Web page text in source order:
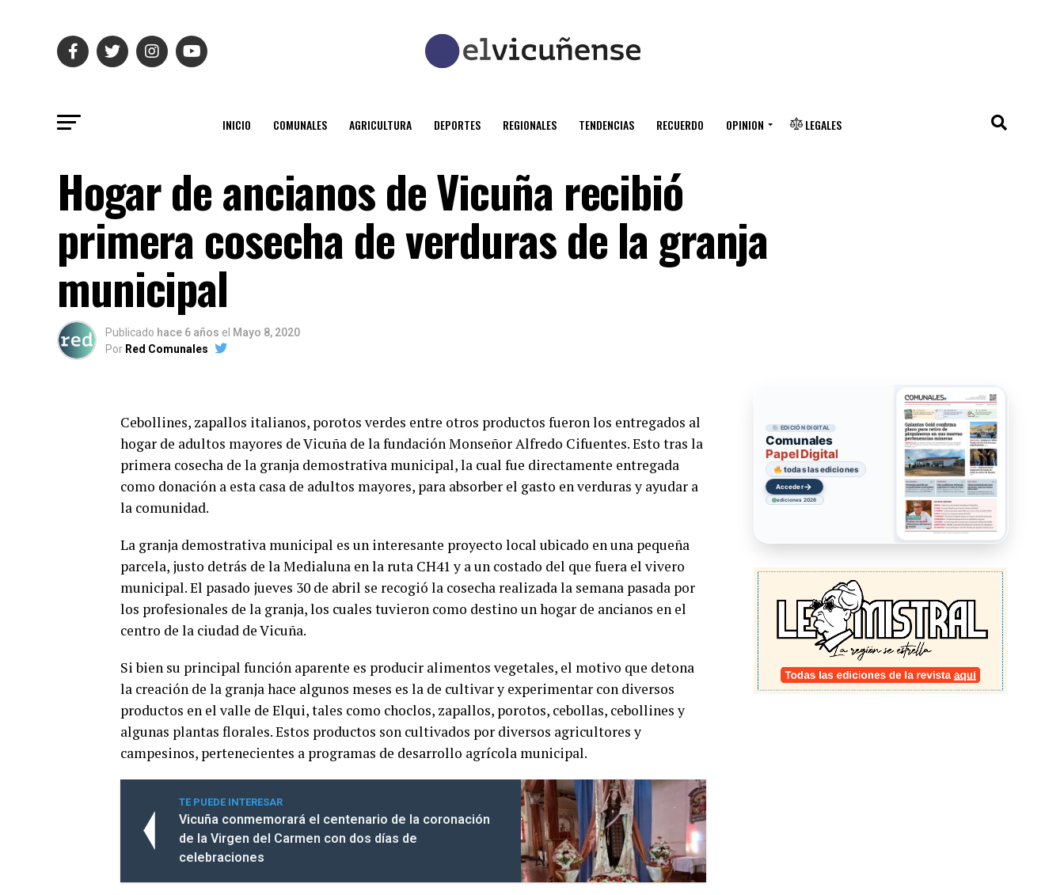
INICIO COMUNALES AGRICULTURA DEPORTES REGIONALES TENDENCIAS RECUERDO OPINION LEGALES
Hogar de ancianos de Vicuña recibió
primera cosecha de verduras de la granja
municipal
Publicado hace 6 años el Mayo 8, 2020
Por Red Comunales
Cebollines, zapallos italianos, porotos verdes entre otros productos fueron los entregados al
hogar de adultos mayores de Vicuña de la fundación Monseñor Alfredo Cifuentes. Esto tras la
primera cosecha de la granja demostrativa municipal, la cual fue directamente entregada
como donación a esta casa de adultos mayores, para absorber el gasto en verduras y ayudar a
la comunidad.
La granja demostrativa municipal es un interesante proyecto local ubicado en una pequeña
parcela, justo detrás de la Medialuna en la ruta CH41 y a un costado del que fuera el vivero
municipal. El pasado jueves 30 de abril se recogió la cosecha realizada la semana pasada por
los profesionales de la granja, los cuales tuvieron como destino un hogar de ancianos en el
centro de la ciudad de Vicuña.
Si bien su principal función aparente es producir alimentos vegetales, el motivo que detona
la creación de la granja hace algunos meses es la de cultivar y experimentar con diversos
productos en el valle de Elqui, tales como choclos, zapallos, porotos, cebollas, cebollines y
algunas plantas florales. Estos productos son cultivados por diversos agricultores y
campesinos, pertenecientes a programas de desarrollo agrícola municipal.
TE PUEDE INTERESAR
Vicuña conmemorará el centenario de la coronación
de la Virgen del Carmen con dos días de
celebraciones
EDICIÓN DIGITAL
Comunales
Papel Digital
todas las ediciones
Acceder→
ediciones 2026